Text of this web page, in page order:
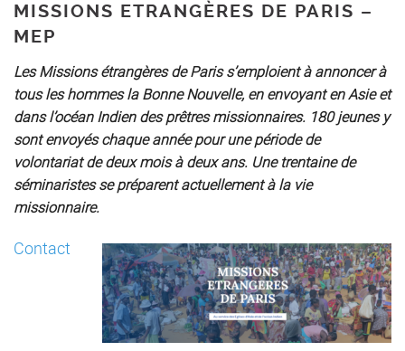
MISSIONS ETRANGÈRES DE PARIS –
MEP
Les Missions étrangères de Paris s’emploient à annoncer à
tous les hommes la Bonne Nouvelle, en envoyant en Asie et
dans l’océan Indien des prêtres missionnaires. 180 jeunes y
sont envoyés chaque année pour une période de
volontariat de deux mois à deux ans. Une trentaine de
séminaristes se préparent actuellement à la vie
missionnaire.
Contact